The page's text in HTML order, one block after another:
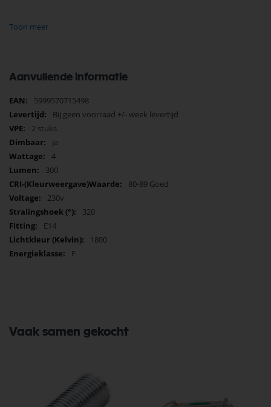
De Modee LED Tipkaars is ideaal voor sfeerverlichting in woonkamers,
klassieke als moderne interieurs.
Ervaar zelf de perfecte balans tussen elegantie en technologie en
verbeter uw lichtopstelling vandaag nog.
Bestel nu uw 2-pack en
creëer de perfecte sfeer.
Toon meer
Aanvullende informatie
Meer
informatie
5999570715498
Bij geen voorraad +/- week levertijd
2 stuks
Ja
4
300
80-89 Goed
230v
320
E14
1800
F
Vaak samen gekocht